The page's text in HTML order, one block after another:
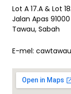
Lot A 17.A & Lot
Jalan Apas 91000
Tawau, Sabah
E-mel: